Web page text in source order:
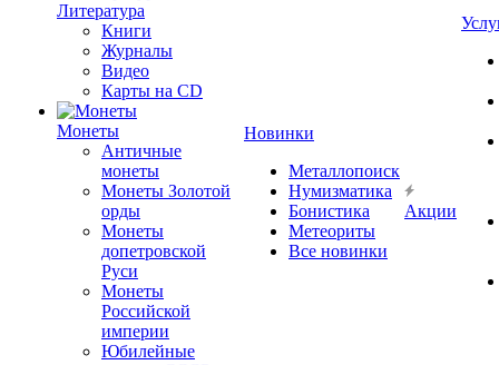
Литература
Книги
Журналы
Видео
Карты на CD
Монеты
Античные
монеты
Монеты Золотой
орды
Монеты
допетровской
Руси
Монеты
Российской
империи
Юбилейные
Новинки
Металлопоиск
Нумизматика
Бонистика
Метеориты
Все новинки
Акции